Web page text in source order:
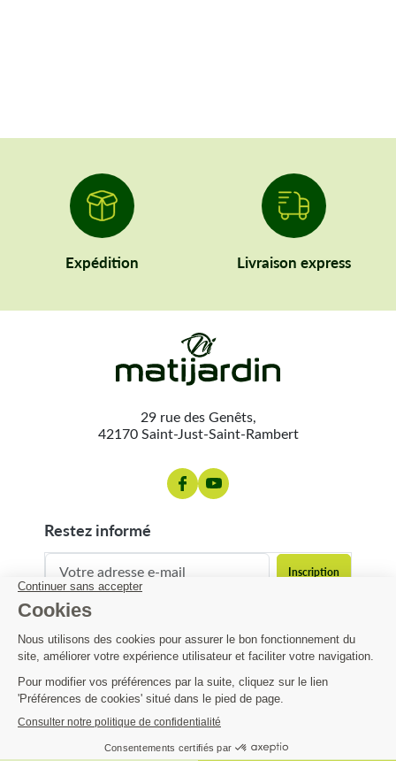
39,67 €
Expédition Livraison express
29 rue des Genêts,
42170 Saint-Just-Saint-Rambert
restez informé
contact@matijardin.fr 04 81 120 120
Matijardin
Infos pratiques